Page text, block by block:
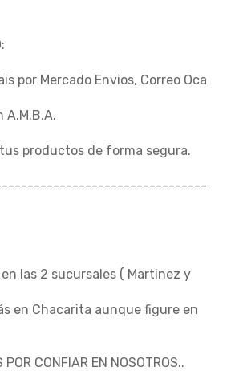
por Mercado Envios, Correo Oca
A.M.B.A.
productos de forma segura.
las 2 sucursales ( Martinez y
en Chacarita aunque figure en
CONFIAR EN NOSOTROS..